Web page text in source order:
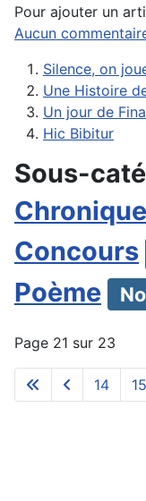
Pour ajouter un
Aucun
Silence, on
Une Histoire
Un jour de
Hic Bibitur
Sous-
Concours
Poème
Page 21 sur 23
14 15